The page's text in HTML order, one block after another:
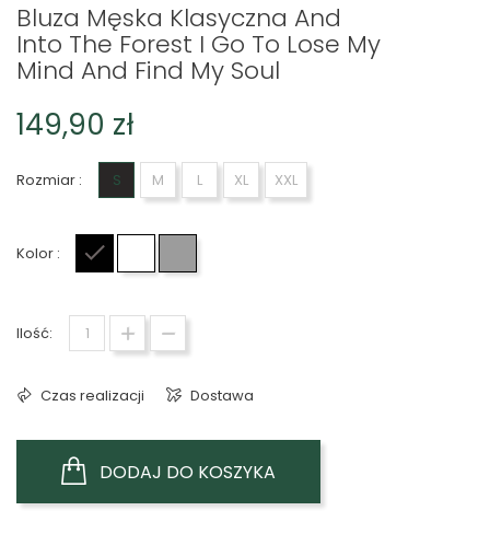
Bluza Męska Klasyczna And
Into The Forest I Go To Lose My
Mind And Find My Soul
149,90 zł
Rozmiar : S M L XL XXL
Kolor :
Ilość:
Czas realizacji Dostawa
DODAJ DO KOSZYKA